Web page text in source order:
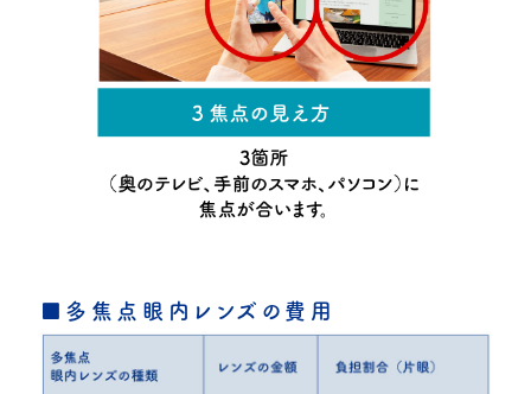
■多焦点眼内レンズの費用